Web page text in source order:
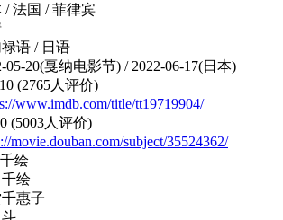
国 / 菲律宾
/ 日语
20(戛纳电影节) / 2022-06-17(日本)
(2765人评价)
www.imdb.com/title/tt19719904/
(5003人评价)
movie.douban.com/subject/35524362/
绘
绘
惠子